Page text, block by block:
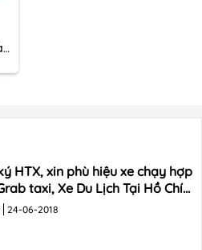
HTX, xin phù hiệu xe chạy hợp
taxi, Xe Du Lịch Tại Hồ Chí
Rẻ
24-06-2018